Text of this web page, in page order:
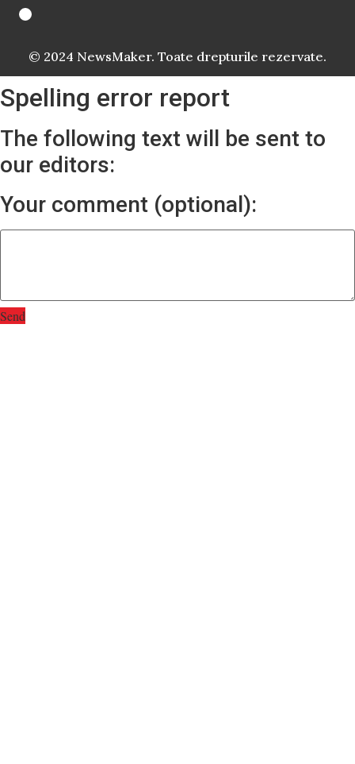
© 2024 NewsMaker. Toate drepturile rezervate.
Spelling error report
The following text will be sent to
our editors:
Your comment (optional):
Send